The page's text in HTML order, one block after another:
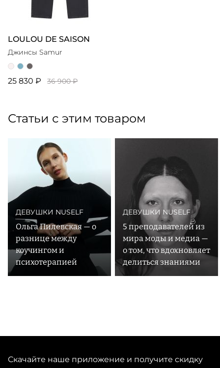
LOULOU DE SAISON
Джинсы Samur
25 830 ₽ 36 900 ₽
Статьи с этим товаром
ДЕВУШКИ NUSELF
Ольга Пилевская — о
разнице между
коучингом и
психотерапией
ДЕВУШКИ NUSELF
5 преподавателей из
мира моды и медиа —
о том, что вдохновляет
делиться знаниями
Скачайте наше приложение и получите скидку